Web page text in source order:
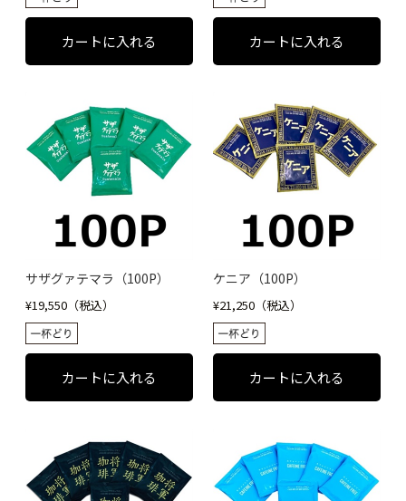
サザグァテマラ（100P）
¥19,550（税込）
ケニア（100P）
¥21,250（税込）